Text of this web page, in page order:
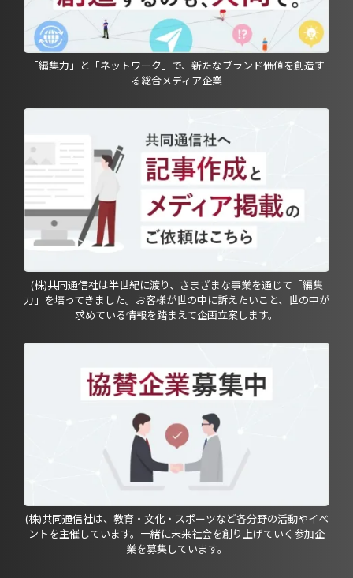
「編集力」と「ネットワーク」で、新たなブランド価値を創造す
る総合メディア企業
(株)共同通信社は半世紀に渡り、さまざまな事業を通じて「編集
力」を培ってきました。お客様が世の中に訴えたいこと、世の中が
求めている情報を踏まえて企画立案します。
(株)共同通信社は、教育・文化・スポーツなど各分野の活動やイベ
ントを主催しています。一緒に未来社会を創り上げていく参加企
業を募集しています。